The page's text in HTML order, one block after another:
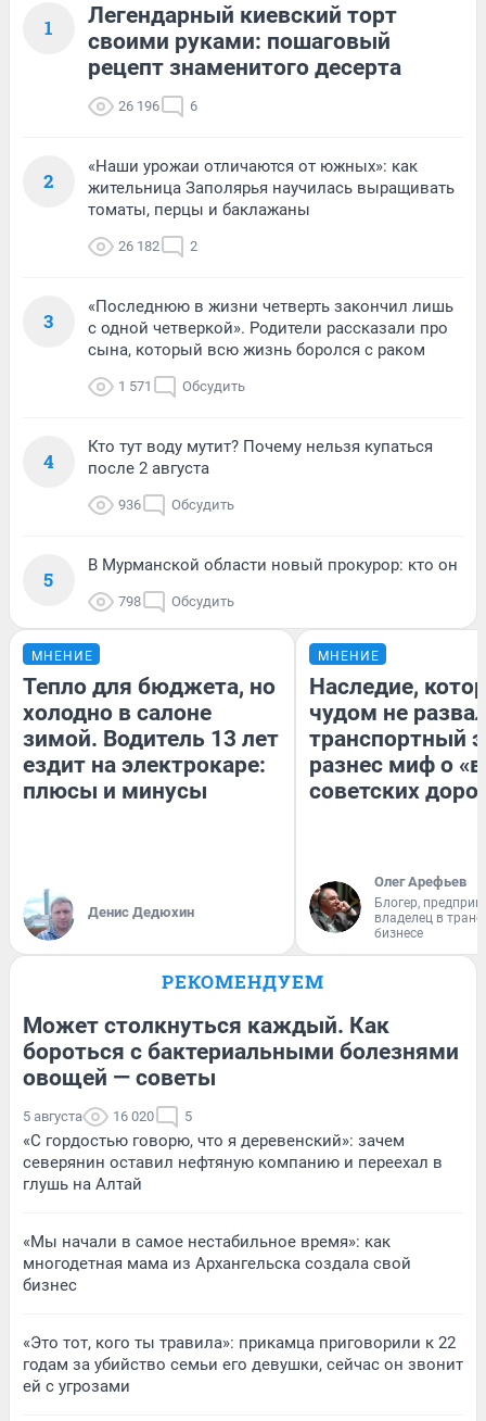
1
Легендарный киевский торт
своими руками: пошаговый
рецепт знаменитого десерта
26 196 6
2
«Наши урожаи отличаются от южных»: как
жительница Заполярья научилась выращивать
томаты, перцы и баклажаны
26 182 2
3
«Последнюю в жизни четверть закончил лишь
с одной четверкой». Родители рассказали про
сына, который всю жизнь боролся с раком
1 571 Обсудить
4
Кто тут воду мутит? Почему нельзя купаться
после 2 августа
936 Обсудить
5
В Мурманской области новый прокурор: кто он
798 Обсудить
МНЕНИЕ
Тепло для бюджета, но
холодно в салоне
зимой. Водитель 13 лет
ездит на электрокаре:
плюсы и минусы
Денис Дедюхин
МНЕНИЕ
Наследие,
чудом не
транспортный
разнес миф о
советских
Олег Арефьев
Блогер,
владелец в
бизнесе
РЕКОМЕНДУЕМ
Может столкнуться каждый. Как
бороться с бактериальными болезнями
овощей — советы
5 августа 16 020 5
«С гордостью говорю, что я деревенский»: зачем
северянин оставил нефтяную компанию и переехал в
глушь на Алтай
«Мы начали в самое нестабильное время»: как
многодетная мама из Архангельска создала свой
бизнес
«Это тот, кого ты травила»: прикамца приговорили к 22
годам за убийство семьи его девушки, сейчас он звонит
ей с угрозами